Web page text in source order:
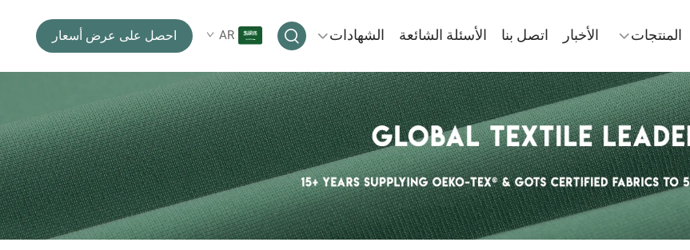
المنتجات الأخبار اتصل بنا الأسئلة الشائعة الشهادات AR احصل على عرض أسعار